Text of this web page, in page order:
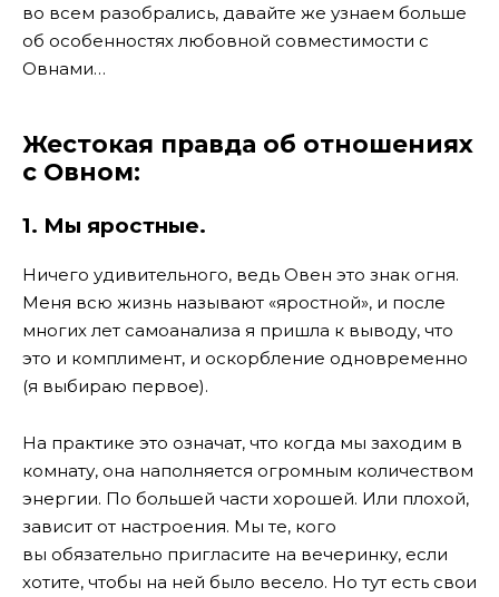
во всем разобрались, давайте же узнаем больше
об особенностях любовной совместимости с
Овнами…
Жестокая правда об отношениях
с Овном:
1. Мы яростные.
Ничего удивительного, ведь Овен это знак огня.
Меня всю жизнь называют «яростной», и после
многих лет самоанализа я пришла к выводу, что
это и комплимент, и оскорбление одновременно
(я выбираю первое).
На практике это означат, что когда мы заходим в
комнату, она наполняется огромным количеством
энергии. По большей части хорошей. Или плохой,
зависит от настроения. Мы те, кого
вы обязательно пригласите на вечеринку, если
хотите, чтобы на ней было весело. Но тут есть свои